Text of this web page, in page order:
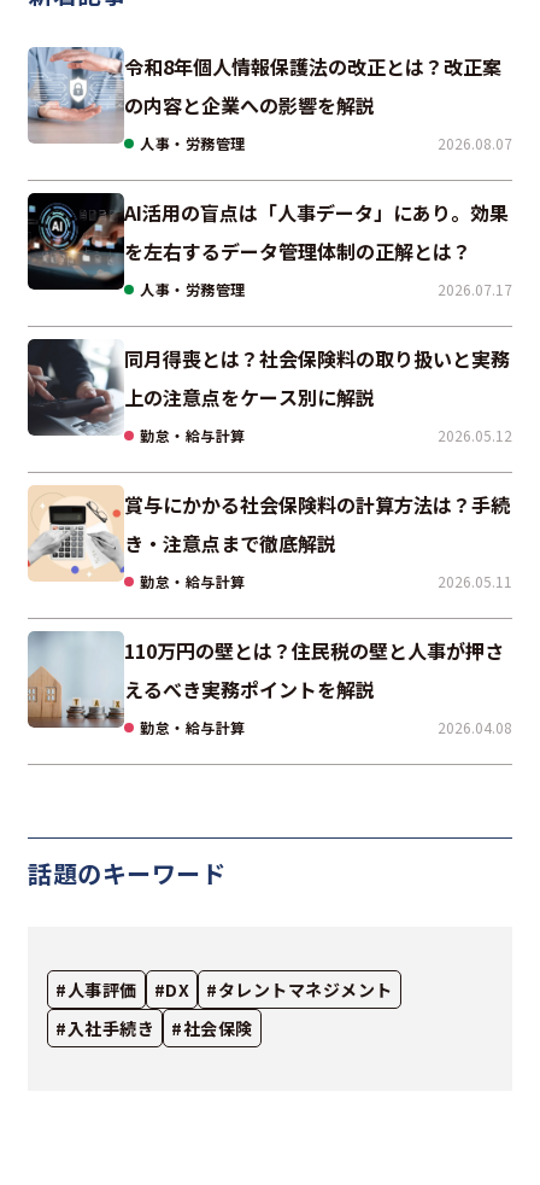
令和8年個人情報保護法の改正とは？改正案
の内容と企業への影響を解説
人事・労務管理 2026.08.07
AI活用の盲点は「人事データ」にあり。効果
を左右するデータ管理体制の正解とは？
人事・労務管理 2026.07.17
同月得喪とは？社会保険料の取り扱いと実務
上の注意点をケース別に解説
勤怠・給与計算 2026.05.12
賞与にかかる社会保険料の計算方法は？手続
き・注意点まで徹底解説
勤怠・給与計算 2026.05.11
110万円の壁とは？住民税の壁と人事が押さ
えるべき実務ポイントを解説
勤怠・給与計算 2026.04.08
話題のキーワード
#人事評価 #DX
#タレントマネジメント
#入社手続き
#社会保険